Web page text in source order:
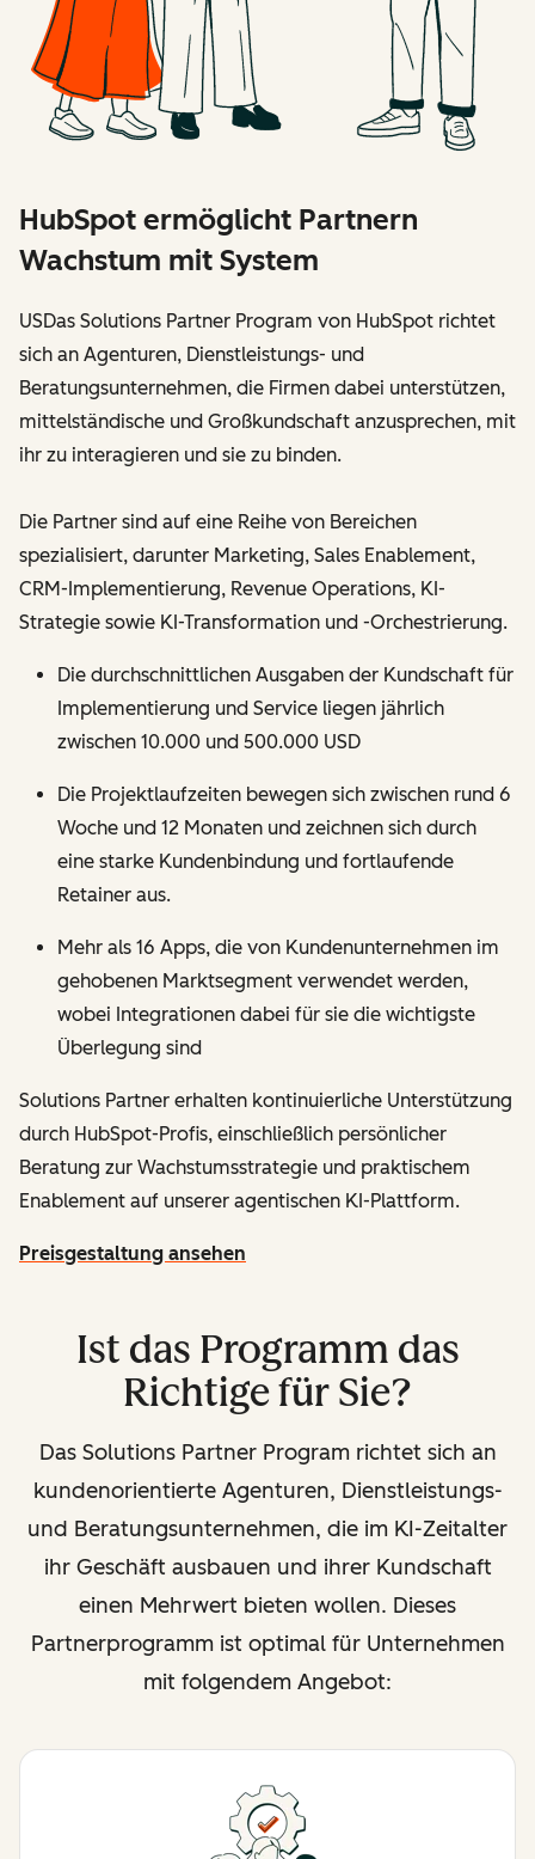
HubSpot ermöglicht Partnern
Wachstum mit System
USDas Solutions Partner Program von HubSpot richtet
sich an Agenturen, Dienstleistungs- und
Beratungsunternehmen, die Firmen dabei unterstützen,
mittelständische und Großkundschaft anzusprechen, mit
ihr zu interagieren und sie zu binden.
Die Partner sind auf eine Reihe von Bereichen
spezialisiert, darunter Marketing, Sales Enablement,
CRM-Implementierung, Revenue Operations, KI-
Strategie sowie KI-Transformation und -Orchestrierung.
Die durchschnittlichen Ausgaben der Kundschaft für
Implementierung und Service liegen jährlich
zwischen 10.000 und 500.000 USD
Die Projektlaufzeiten bewegen sich zwischen rund 6
Woche und 12 Monaten und zeichnen sich durch
eine starke Kundenbindung und fortlaufende
Retainer aus.
Mehr als 16 Apps, die von Kundenunternehmen im
gehobenen Marktsegment verwendet werden,
wobei Integrationen dabei für sie die wichtigste
Überlegung sind
Solutions Partner erhalten kontinuierliche Unterstützung
durch HubSpot-Profis, einschließlich persönlicher
Beratung zur Wachstumsstrategie und praktischem
Enablement auf unserer agentischen KI-Plattform.
Preisgestaltung ansehen
Ist das Programm das
Richtige für Sie?
Das Solutions Partner Program richtet sich an
kundenorientierte Agenturen, Dienstleistungs-
und Beratungsunternehmen, die im KI-Zeitalter
ihr Geschäft ausbauen und ihrer Kundschaft
einen Mehrwert bieten wollen. Dieses
Partnerprogramm ist optimal für Unternehmen
mit folgendem Angebot: